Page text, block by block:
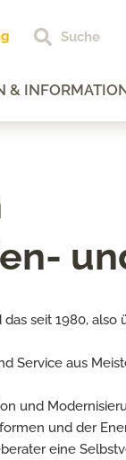
&
seit 1980, also
Service aus
und
und der
eine